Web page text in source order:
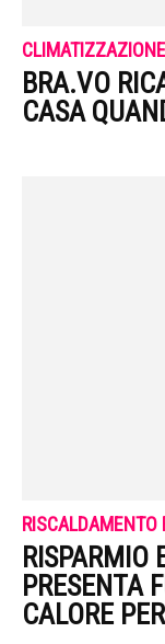
CLIMATIZZAZIONE
BRA.VO
CASA
RISPARMIO
PRESENTA
CALORE